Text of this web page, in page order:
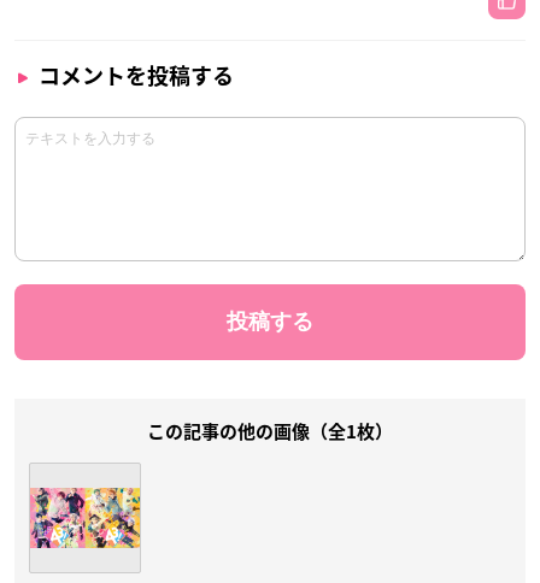
コメントを投稿する
この記事の他の画像（全1枚）